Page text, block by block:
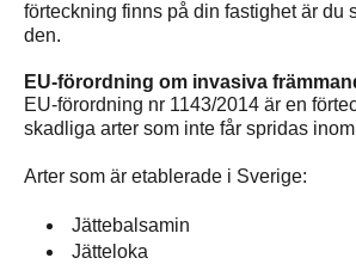
förteckning finns på din fastighet är du
den.
EU-förordning om invasiva
EU-förordning nr 1143/2014 är en
skadliga arter som inte får spridas
Arter som är etablerade i Sverige:
Jättebalsamin
Jätteloka